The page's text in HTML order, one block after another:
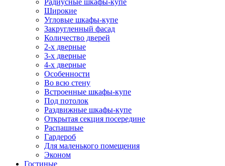
Радиусные шкафы-купе
Широкие
Угловые шкафы-купе
Закругленный фасад
Количество дверей
2-х дверные
3-х дверные
4-х дверные
Особенности
Во всю стену
Встроенные шкафы-купе
Под потолок
Раздвижные шкафы-купе
Открытая секция посередине
Распашные
Гардероб
Для маленького помещения
Эконом
Гостиные